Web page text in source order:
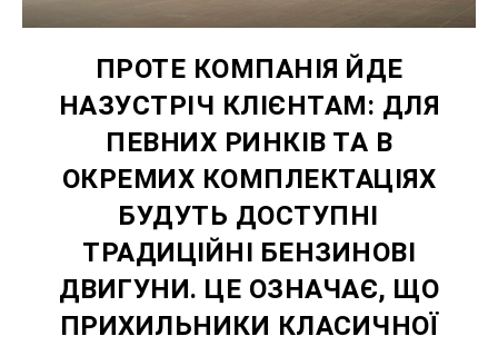
ПРОТЕ КОМПАНІЯ ЙДЕ
НАЗУСТРІЧ КЛІЄНТАМ: ДЛЯ
ПЕВНИХ РИНКІВ ТА В
ОКРЕМИХ КОМПЛЕКТАЦІЯХ
БУДУТЬ ДОСТУПНІ
ТРАДИЦІЙНІ БЕНЗИНОВІ
ДВИГУНИ. ЦЕ ОЗНАЧАЄ, ЩО
ПРИХИЛЬНИКИ КЛАСИЧНОЇ